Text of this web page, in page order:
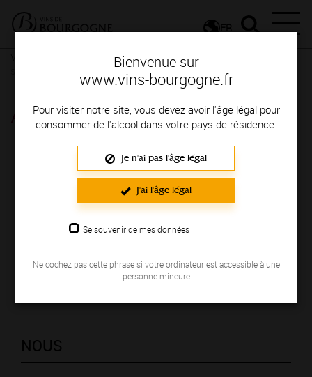
Bienvenue sur
www.vins-bourgogne.fr
Pour visiter notre site, vous devez avoir l'âge légal pour
consommer de l'alcool dans votre pays de résidence.
Je n'ai pas l'âge légal
J'ai l'âge légal
Se souvenir de mes données
Ne cochez pas cette phrase si votre ordinateur est accessible à une
personne mineure
FR
Femmes et hommes passionnés
ATELIER NYSA
NOUS